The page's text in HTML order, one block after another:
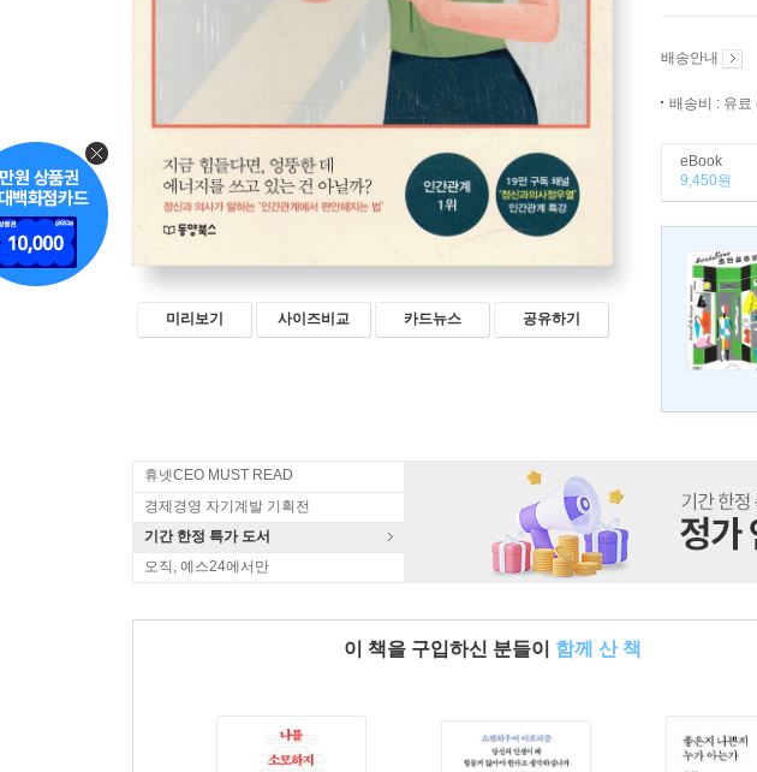
미리보기 사이즈비교 카드뉴스 공유하기
배송안내
배송비 : 유
eBook
9,450원
휴넷CEO MUST READ
경제경영 자기계발 기획전
기간 한정 특가 도서
오직, 예스24에서만
이 책을 구입하신 분들이 함께 산 책